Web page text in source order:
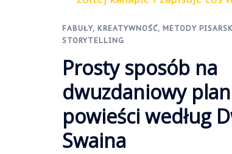
FABUŁY, KREATYWNOŚĆ, METODY
STORYTELLING
Prosty sposób na
dwuzdaniowy plan
powieści według
Swaina